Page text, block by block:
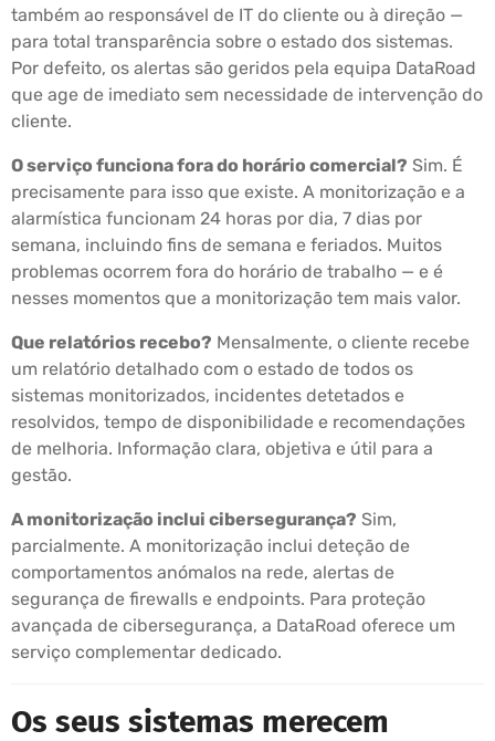
também ao responsável de IT do cliente ou à direção —
para total transparência sobre o estado dos sistemas.
Por defeito, os alertas são geridos pela equipa DataRoad
que age de imediato sem necessidade de intervenção do
cliente.
O serviço funciona fora do horário comercial? Sim. É
precisamente para isso que existe. A monitorização e a
alarmística funcionam 24 horas por dia, 7 dias por
semana, incluindo fins de semana e feriados. Muitos
problemas ocorrem fora do horário de trabalho — e é
nesses momentos que a monitorização tem mais valor.
Que relatórios recebo? Mensalmente, o cliente recebe
um relatório detalhado com o estado de todos os
sistemas monitorizados, incidentes detetados e
resolvidos, tempo de disponibilidade e recomendações
de melhoria. Informação clara, objetiva e útil para a
gestão.
A monitorização inclui cibersegurança? Sim,
parcialmente. A monitorização inclui deteção de
comportamentos anómalos na rede, alertas de
segurança de firewalls e endpoints. Para proteção
avançada de cibersegurança, a DataRoad oferece um
serviço complementar dedicado.
Os seus sistemas merecem